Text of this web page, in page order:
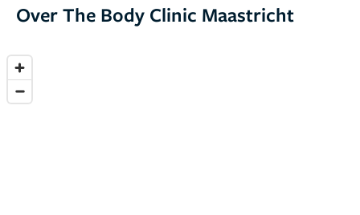
Over The Body Clinic Maastricht